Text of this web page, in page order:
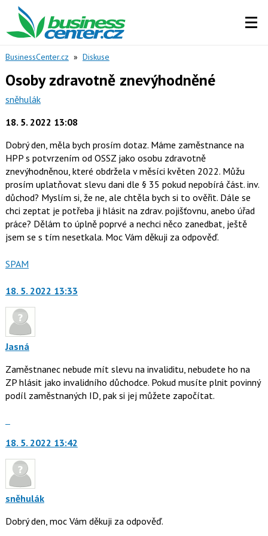
BusinessCenter.cz » Diskuse
Osoby zdravotně znevýhodněné
sněhulák
18. 5. 2022 13:08
Dobrý den, měla bych prosím dotaz. Máme zaměstnance na
HPP s potvrzením od OSSZ jako osobu zdravotně
znevýhodněnou, které obdržela v měsíci květen 2022. Můžu
prosím uplatňovat slevu dani dle § 35 pokud nepobírá část. inv.
důchod? Myslím si, že ne, ale chtěla bych si to ověřit. Dále se
chci zeptat je potřeba ji hlásit na zdrav. pojišťovnu, anebo úřad
práce? Dělám to úplně poprvé a nechci něco zanedbat, ještě
jsem se s tím nesetkala. Moc Vám děkuji za odpověď.
Nahlásit
jako
SPAM
18. 5. 2022 13:33
Jasná
Zaměstnanec nebude mít slevu na invaliditu, nebudete ho na
ZP hlásit jako invalidního důchodce. Pokud musíte plnit povinný
podíl zaměstnaných ID, pak si jej můžete započítat.
další
nový
názor.
K
navigaci
použít
18. 5. 2022 13:42
sněhulák
Dobrý den, moc Vám děkuji za odpověď.